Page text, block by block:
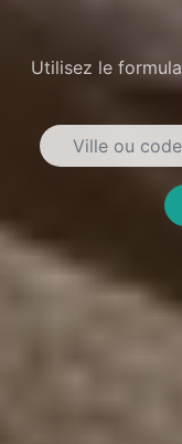
Utilisez le